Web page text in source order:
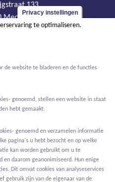
133
Mechelen
569 965
Privacy instellingen
te optimaliseren.
de website te bladeren en de functies
genoemd, stellen een website in staat
hebt gemaakt.
genoemd en verzamelen informatie
pagina's u hebt bezocht en op welke
kan worden gebruikt om u te
en daarom geanonimiseerd. Hun enige
Dit omvat cookies van analyseservices
gebruik zijn van de eigenaar van de